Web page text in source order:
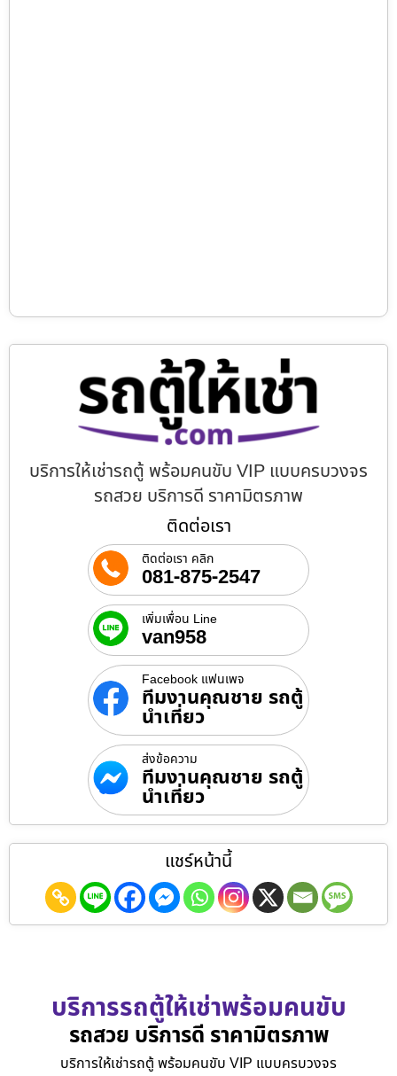
บริการให้เช่ารถตู้ พร้อมคนขับ VIP แบบครบวงจร
รถสวย บริการดี ราคามิตรภาพ
ติดต่อเรา
ติดต่อเรา คลิก
081-875-2547
เพิ่มเพื่อน Line
van958
Facebook แฟนเพจ
ทีมงานคุณชาย รถตู้
นำเที่ยว
ส่งข้อความ
ทีมงานคุณชาย รถตู้
นำเที่ยว
แชร์หน้านี้
บริการรถตู้ให้เช่าพร้อมคนขับ
รถสวย บริการดี ราคามิตรภาพ
บริการให้เช่ารถตู้ พร้อมคนขับ VIP แบบครบวงจร